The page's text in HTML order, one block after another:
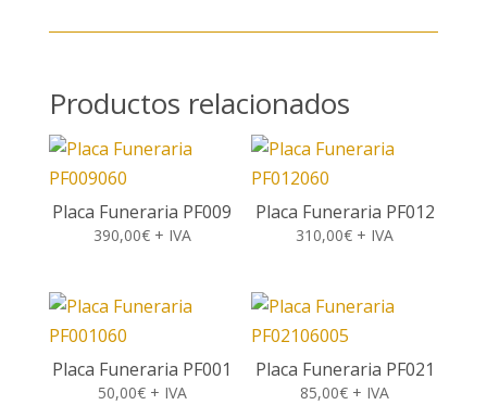
Productos relacionados
Placa Funeraria PF009
390,00€ + IVA
Placa Funeraria PF012
310,00€ + IVA
Placa Funeraria PF001
50,00€ + IVA
Placa Funeraria PF021
85,00€ + IVA